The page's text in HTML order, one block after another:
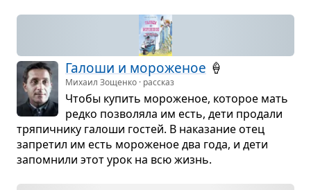
Галоши и моро­же­ное 🍦
Михаил Зощенко · рассказ
Чтобы купить моро­же­ное, кото­рое мать
редко поз­во­ляла им есть, дети про­дали
тря­пич­нику галоши гостей. В нака­за­ние отец
запре­тил им есть моро­же­ное два года, и дети
запо­мнили этот урок на всю жизнь.